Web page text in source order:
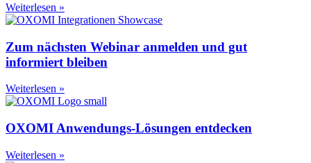
Weiterlesen »
Zum nächsten Webinar anmelden und gut
informiert bleiben
Weiterlesen »
OXOMI Anwendungs-Lösungen entdecken
Weiterlesen »